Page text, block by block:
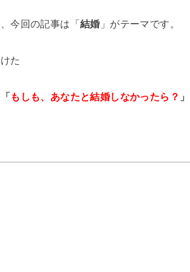
今回の記事は「 結婚 」がテーマです。
た
もしも、あなたと結婚しなかったら？ 」